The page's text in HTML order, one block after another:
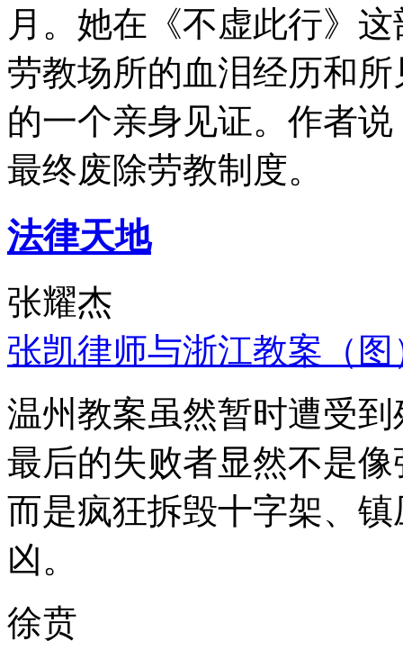
月。她在《不虚此行》
劳教场所的血泪经历和
的一个亲身见证。作者
最终废除劳教制度。
法律天地
张耀杰
张凯律师与浙江教案（图
温州教案虽然暂时遭受
最后的失败者显然不是
而是疯狂拆毁十字架、
凶。
徐贲